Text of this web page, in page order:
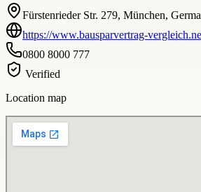
Fürstenrieder Str. 279, München,
https://www.bausparvertrag-
0800 8000 777
Verified
Location map